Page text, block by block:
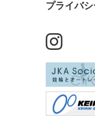
プライバ